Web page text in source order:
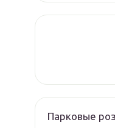
Парковые